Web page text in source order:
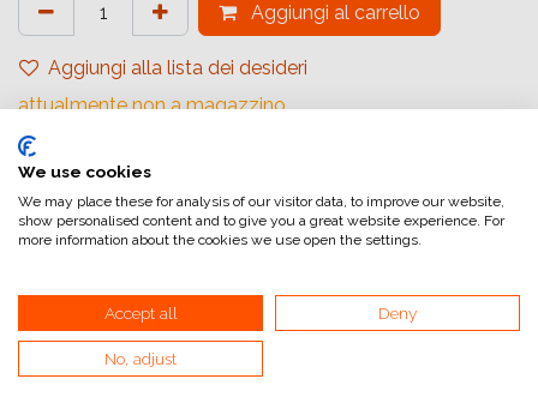
Aggiungi al carrello
Aggiungi alla lista dei desideri
attualmente non a magazzino
Riferimento interno:
Collegamenti utili
Home
We use cookies
We may place these for analysis of our visitor data, to improve our website,
show personalised content and to give you a great website experience. For
more information about the cookies we use open the settings.
Accept all Deny
No, adjust